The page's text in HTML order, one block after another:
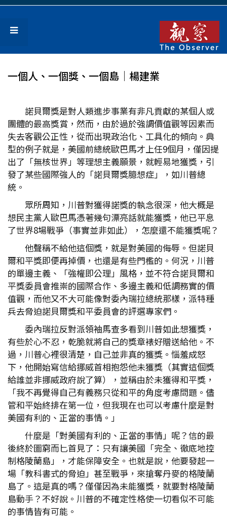
一個人、一個獎、一個島│楊建業
諾貝爾獎是對人類進步事業有非凡貢獻的某個人或
團體的最高獎賞，然而，由於過於強調價值觀等因素而
失去客觀公正性，從而出現政治化、工具化的傾向。典
型的例子就是，美國前總統歐巴馬才上任9個月，僅因提
出了「無核世界」等理想主義願景，就輕易地獲獎，引
發了某些國際強人的「諾貝爾獎臆想症」，如川普總
統。
眾所周知，川普對獲得諾獎的執念很深，他大概是
想民主黨人歐巴馬憑著幾句漂亮話就能獲獎，他已平息
了世界8場戰爭（事實並非如此），怎麼還不能獲獎呢？
他聲稱不給他這個獎，就是對美國的侮辱。但諾貝
爾和平獎即便再掉價，也還是有些門檻的。何況，川普
的單邊主義、「強權即公理」風格，並不符合諾貝爾和
平獎委員會推崇的國際合作、多邊主義和低調務實的價
值觀，而他又不大可能像對委內瑞拉總統那樣，派特種
兵去脅迫諾貝爾獎和平委員會的評選專家們。
委內瑞拉反對派領袖馬查多看到川普如此想獲獎，
有些於心不忍，乾脆就將自己的獎章裱好贈送給他。不
過，川普心裡很清楚，自己並非真的獲獎。惱羞成怒
下，他開始寫信給挪威首相抱怨他未獲獎（其實這個獎
給誰並非挪威政府說了算），並稱由於未獲得和平獎，
「我不再覺得自己有義務只從和平的角度考慮問題。儘
管和平始終排在第一位，但我現在也可以考慮什麼是對
美國有利的、正當的事情。」
什麼是「對美國有利的、正當的事情」呢？信的最
後終於圖窮而匕首見了：只有讓美國「完全、徹底地控
制格陵蘭島」，才能保障安全。也就是說，他要發起一
場「教科書式的脅迫」甚至戰爭，來搶奪丹麥的格陵蘭
島了。這是真的嗎？僅僅因為未能獲獎，就要對格陵蘭
島動手？不好說。川普的不確定性格使一切看似不可能
的事情皆有可能。